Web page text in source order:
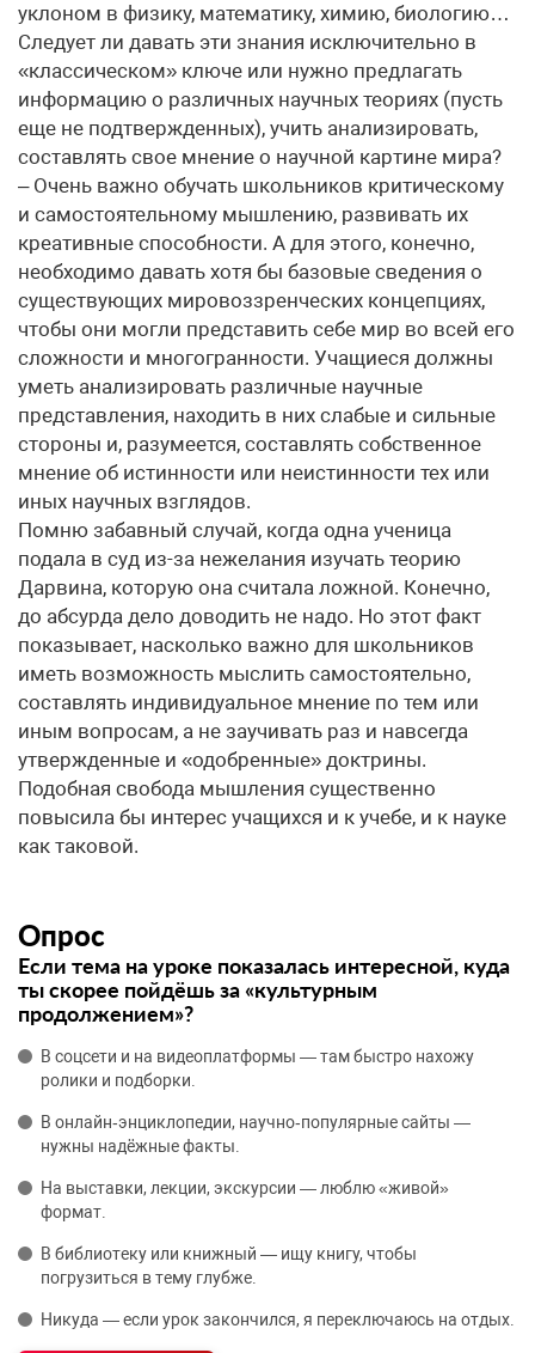
уклоном в физику, математику, химию, биологию…
Следует ли давать эти знания исключительно в
«классическом» ключе или нужно предлагать
информацию о различных научных теориях (пусть
еще не подтвержденных), учить анализировать,
составлять свое мнение о научной картине мира?
– Очень важно обучать школьников критическому
и самостоятельному мышлению, развивать их
креативные способности. А для этого, конечно,
необходимо давать хотя бы базовые сведения о
существующих мировоззренческих концепциях,
чтобы они могли представить себе мир во всей его
сложности и многогранности. Учащиеся должны
уметь анализировать различные научные
представления, находить в них слабые и сильные
стороны и, разумеется, составлять собственное
мнение об истинности или неистинности тех или
иных научных взглядов.
Помню забавный случай, когда одна ученица
подала в суд из-за нежелания изучать теорию
Дарвина, которую она считала ложной. Конечно,
до абсурда дело доводить не надо. Но этот факт
показывает, насколько важно для школьников
иметь возможность мыслить самостоятельно,
составлять индивидуальное мнение по тем или
иным вопросам, а не заучивать раз и навсегда
утвержденные и «одобренные» доктрины.
Подобная свобода мышления существенно
повысила бы интерес учащихся и к учебе, и к науке
как таковой.
Опрос
Если тема на уроке показалась интересной, куда
ты скорее пойдёшь за «культурным
продолжением»?
В соцсети и на видеоплатформы — там быстро нахожу
ролики и подборки.
В онлайн‑энциклопедии, научно‑популярные сайты —
нужны надёжные факты.
На выставки, лекции, экскурсии — люблю «живой»
формат.
В библиотеку или книжный — ищу книгу, чтобы
погрузиться в тему глубже.
Никуда — если урок закончился, я переключаюсь на отдых.